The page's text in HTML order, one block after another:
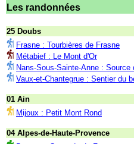
Les randonnées
25 Doubs
Frasne : Tourbières de Frasne
Métabief : Le Mont d'Or
Nans-Sous-Sainte-Anne : Source
Vaux-et-Chantegrue : Sentier du
01 Ain
Mijoux : Petit Mont Rond
04 Alpes-de-Haute-Provence